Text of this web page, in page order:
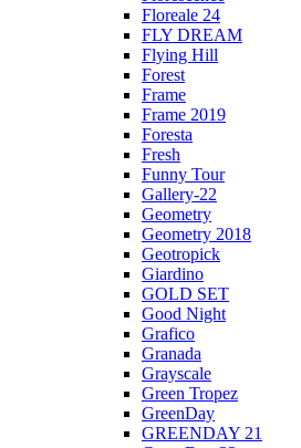
Floreale 24
FLY DREAM
Flying Hill
Forest
Frame
Frame 2019
Foresta
Fresh
Funny Tour
Gallery-22
Geometry
Geometry 2018
Geotropick
Giardino
GOLD SET
Good Night
Grafico
Granada
Grayscale
Green Tropez
GreenDay
GREENDAY 21